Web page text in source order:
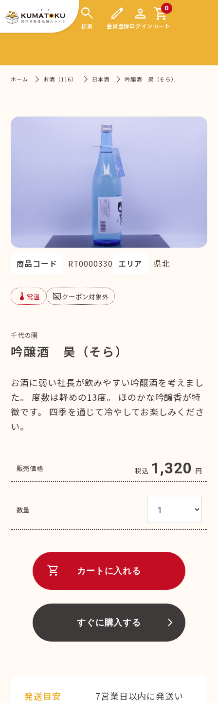
search
検索
edit
会員登録
person
ログイン
0
shopping_cart
カート
ホーム お酒（116） 日本酒 吟醸酒 昊（そら）
商品コード RT0000330 エリア 県北
device_thermostat 常温 subtitles_offクーポン対象外
千代の園
吟醸酒 昊（そら）
お酒に弱い社長が飲みやすい吟醸酒を考えまし
た。 度数は軽めの13度。 ほのかな吟醸香が特
徴です。 四季を通じて冷やしてお楽しみくださ
い。
販売価格 税込 1,320 円
数量
shopping_cart カートに入れる
すぐに購入する
発送目安
7営業日以内に発送い